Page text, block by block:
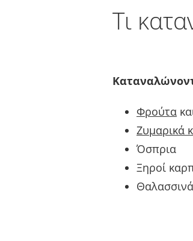
Τι
Φρούτα
Ζυμαρικά
Όσπρια
Ξηροί
Θαλασσινά